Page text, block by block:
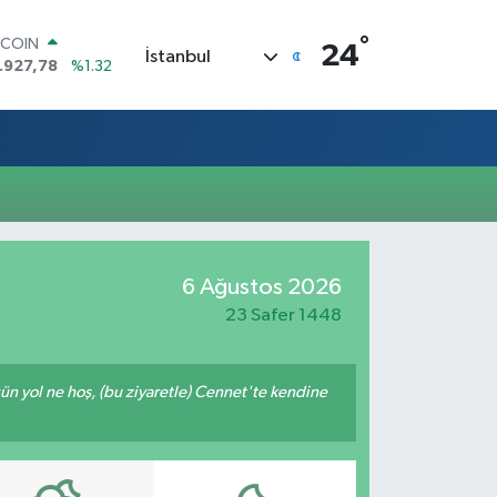
%1.32
%0.08
ALTIN
%0.54
İstanbul 24°
6 Ağustos 2026
23 Safer 1448
yol ne hoş, (bu ziyaretle) Cennet'te kendine